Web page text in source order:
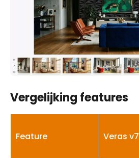
Vergelijking features
Feature Veras v7